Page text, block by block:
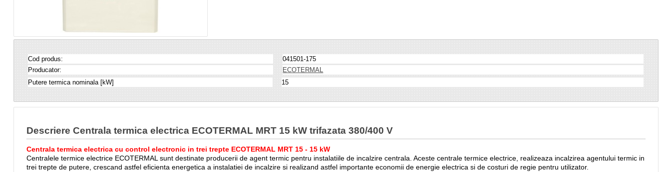
Cod produs:
041501-175
Producator:
ECOTERMAL
Putere termica nominala [kW]
15
Descriere Centrala termica electrica ECOTERMAL MRT 15 kW trifazata 380/400 V
Centrala termica electrica cu control electronic in trei trepte ECOTERMAL MRT 15 - 15 kW
Centralele termice electrice ECOTERMAL sunt destinate producerii de agent termic pentru instalatiile de incalzire centrala. Aceste centrale termice electrice, realizeaza incalzirea agentului termic in
trei trepte de putere, crescand astfel eficienta energetica a instalatiei de incalzire si realizand astfel importante economii de energie electrica si de costuri de regie pentru utilizator.